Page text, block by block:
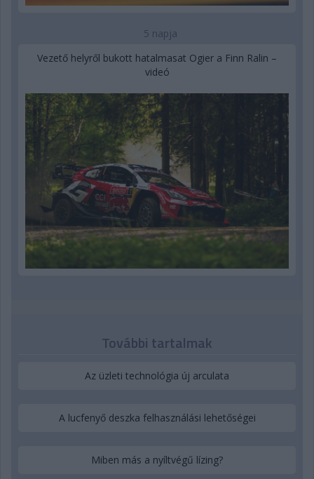
5 napja
Vezető helyről bukott hatalmasat Ogier a Finn Ralin –
videó
További tartalmak
Az üzleti technológia új arculata
A lucfenyő deszka felhasználási lehetőségei
Miben más a nyíltvégű lízing?